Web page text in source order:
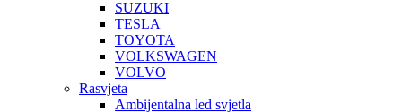
SUZUKI
TESLA
TOYOTA
VOLKSWAGEN
VOLVO
Rasvjeta
Ambijentalna led svjetla